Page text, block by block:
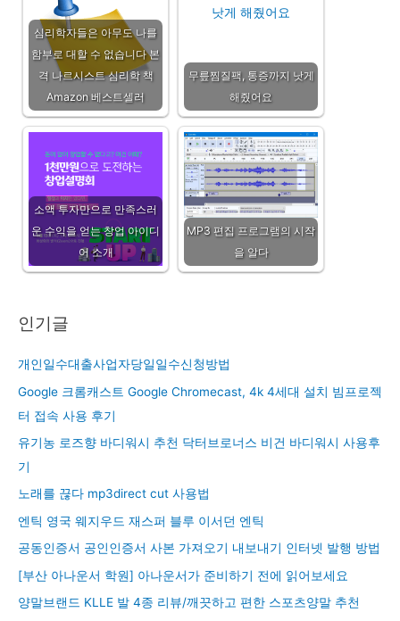
심리학자들은 아무도 나를
함부로 대할 수 없습니다 본
격 나르시스트 심리학 책
Amazon 베스트셀러
무릎찜질팩, 통증까지 낫게
해줬어요
소액 투자만으로 만족스러
운 수익을 얻는 창업 아이디
어 소개
MP3 편집 프로그램의 시작
을 알다
인기글
개인일수대출사업자당일일수신청방법
Google 크롬캐스트 Google Chromecast, 4k 4세대 설치 빔프로젝
터 접속 사용 후기
유기농 로즈향 바디워시 추천 닥터브로너스 비건 바디워시 사용후
기
노래를 끊다 mp3direct cut 사용법
엔틱 영국 웨지우드 재스퍼 블루 이서던 엔틱
공동인증서 공인인증서 사본 가져오기 내보내기 인터넷 발행 방법
[부산 아나운서 학원] 아나운서가 준비하기 전에 읽어보세요
양말브랜드 KLLE 발 4종 리뷰/깨끗하고 편한 스포츠양말 추천